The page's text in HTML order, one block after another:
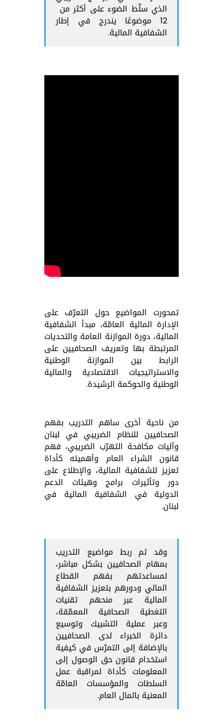
الذي سلّط الضوء على أكثر من
12 موضوعًا يندرج في إطار
الشفافية المالية.
تمحورت المواضيع حول التعرّف على
الإدارة المالية العامّة، مبدأ الشفافية
المالية، دورة الموازنة العامة والتحديات
المرتبطة بها وتعريف الصحافيين على
الرابط بين الموازنة الوطنية
والاستراتيجيات الاقتصادية والمالية
الوطنية والحوكمة الرشيدة.
من ناحية أخرى ساهم التدريب بفهم
الصحافيين للنظام الضريبي في لبنان
وآليات مكافحة التهرّب الضريبي، فهم
قانون الشراء العام وأهميته كأداة
تعزيز للشفافية المالية، والإطلاع على
دور وتأثيرات برامج وهيئات الدعم
الدولية في الشفافية المالية في
لبنان.
وقد تم ربط مواضيع التدريب
بمهام الصحافيين بشكل مباشر،
لمساعدتهم بفهم القطاع
المالي ودورهم بتعزيز الشفافية
المالية عبر منحهم تقنيات
التغطية الصحافية المعمّقة،
وعبر عملية التشبيك وتوسيع
دائرة الخبراء لدى الصحافيين
بالإضافة إلى التمرّس في كيفية
استخدام قانون حق الوصول إلى
المعلومات كأداة لمراقبة عمل
السلطات والمؤسسات العامّة
المعنية بالمال العام.